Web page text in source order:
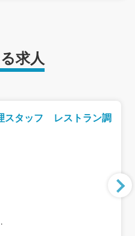
求人
スタッフ レストラン調
車5分
分